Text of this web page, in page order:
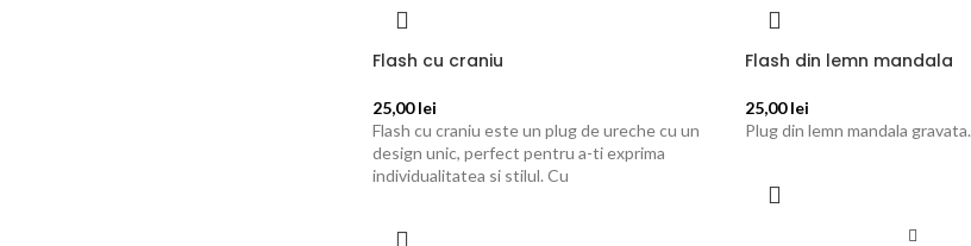
Flash cu craniu
25,00lei
Flash cu craniu este un plug de ureche cu un
design unic, perfect pentru a-ti exprima
individualitatea si stilul. Cu
Flash din lemn mandala
25,00lei
Plug din lemn mandala gravata.